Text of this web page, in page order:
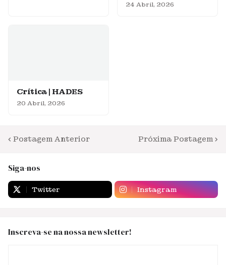
24 Abril, 2026
Crítica | HADES
20 Abril, 2026
Postagem Anterior Próxima Postagem
Siga-nos
Twitter Instagram
Inscreva-se na nossa newsletter!